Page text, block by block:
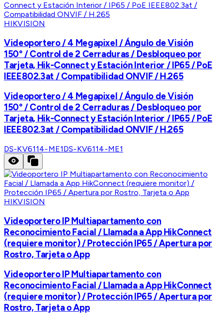
HIKVISION
Videoportero / 4 Megapixel / Ángulo de Visión
150° / Control de 2 Cerraduras / Desbloqueo por
Tarjeta, Hik-Connect y Estación Interior / IP65 / PoE
IEEE802.3at / Compatibilidad ONVIF / H.265
Videoportero / 4 Megapixel / Ángulo de Visión
150° / Control de 2 Cerraduras / Desbloqueo por
Tarjeta, Hik-Connect y Estación Interior / IP65 / PoE
IEEE802.3at / Compatibilidad ONVIF / H.265
DS-KV6114-ME1DS-KV6114-ME1
HIKVISION
Videoportero IP Multiapartamento con
Reconocimiento Facial / Llamada a App HikConnect
(requiere monitor) / Protección IP65 / Apertura por
Rostro, Tarjeta o App
Videoportero IP Multiapartamento con
Reconocimiento Facial / Llamada a App HikConnect
(requiere monitor) / Protección IP65 / Apertura por
Rostro, Tarjeta o App